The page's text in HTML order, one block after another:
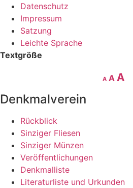
Datenschutz
Impressum
Satzung
Leichte Sprache
Textgröße
A
Decrease
font
A Reset
A
Denkmalverein
Rückblick
Sinziger Fliesen
Sinziger Münzen
Veröffentlichungen
Denkmalliste
Literaturliste und Urkunden